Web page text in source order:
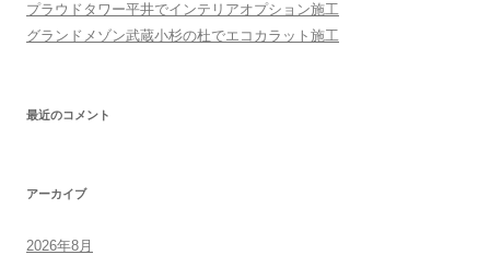
プラウドタワー平井でインテリアオプション施工
グランドメゾン武蔵小杉の杜でエコカラット施工
最近のコメント
アーカイブ
2026年8月